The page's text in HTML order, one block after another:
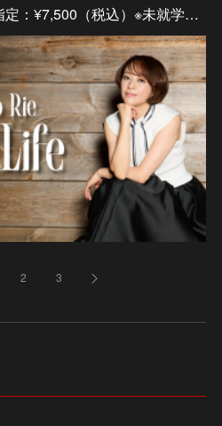
：¥7,500（税込）※未就学…
2 3